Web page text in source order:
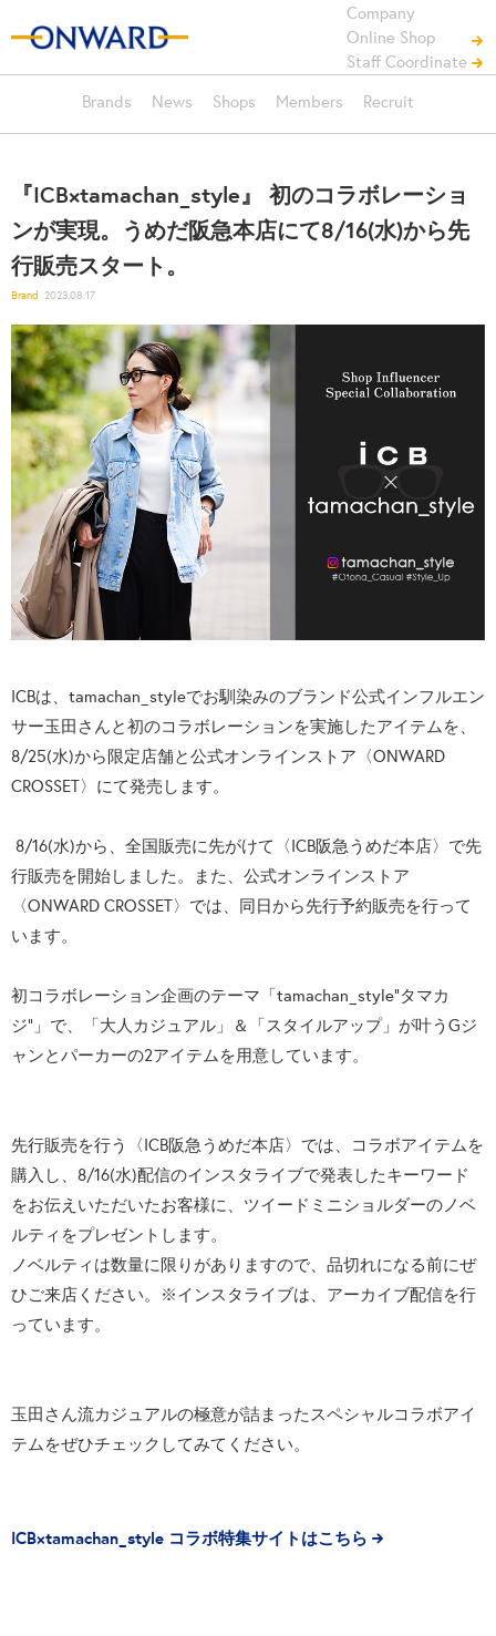
Company
Online Shop
Staff Coordinate
Brands
News Shops Members Recruit
『ICB×tamachan_style』 初のコラボレーショ
ンが実現。うめだ阪急本店にて8/16(水)から先
行販売スタート。
Brand 2023.08.17
ICBは、tamachan_styleでお馴染みのブランド公式インフルエン
サー玉田さんと初のコラボレーションを実施したアイテムを、
8/25(水)から限定店舗と公式オンラインストア〈ONWARD
CROSSET〉にて発売します。
8/16(水)から、全国販売に先がけて〈ICB阪急うめだ本店〉で先
行販売を開始しました。また、公式オンラインストア
〈ONWARD CROSSET〉では、同日から先行予約販売を行って
います。
初コラボレーション企画のテーマ「tamachan_style“タマカ
ジ”」で、「大人カジュアル」＆「スタイルアップ」が叶うGジ
ャンとパーカーの2アイテムを用意しています。
先行販売を行う〈ICB阪急うめだ本店〉では、コラボアイテムを
購入し、8/16(水)配信のインスタライブで発表したキーワード
をお伝えいただいたお客様に、ツイードミニショルダーのノベ
ルティをプレゼントします。
ノベルティは数量に限りがありますので、品切れになる前にぜ
ひご来店ください。※インスタライブは、アーカイブ配信を行
っています。
玉田さん流カジュアルの極意が詰まったスペシャルコラボアイ
テムをぜひチェックしてみてください。
ICB×tamachan_style コラボ特集サイトはこちら